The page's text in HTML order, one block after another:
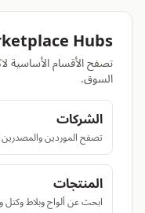
Hubs
تصفح الأقسام الأساسية
السوق.
الشركات
تصفح الموردين
المنتجات
ابحث عن ألواح وبلاط وكتل